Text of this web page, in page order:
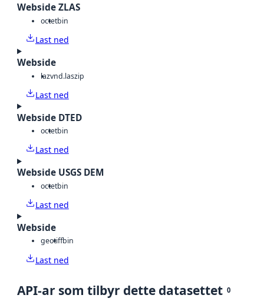
Webside ZLAS
octetbin
Last ned
Webside
lazvnd.laszip
Last ned
Webside DTED
octetbin
Last ned
Webside USGS DEM
octetbin
Last ned
Webside
geotiffbin
Last ned
API-ar som tilbyr dette datasettet 0